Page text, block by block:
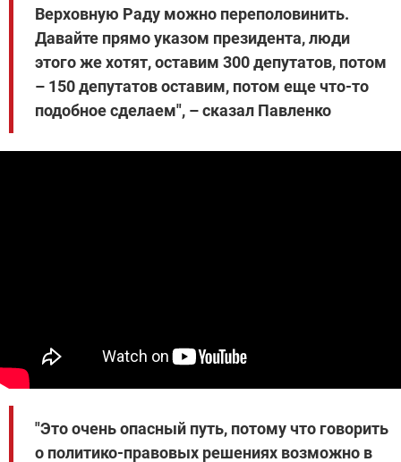
Верховную Раду можно переполовинить.
Давайте прямо указом президента, люди
этого же хотят, оставим 300 депутатов, потом
– 150 депутатов оставим, потом еще что-то
подобное сделаем", – сказал Павленко
"Это очень опасный путь, потому что говорить
о политико-правовых решениях возможно в